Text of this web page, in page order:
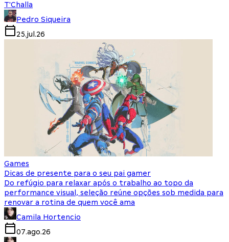
T'Challa
Pedro Siqueira
25.jul.26
Games
Dicas de presente para o seu pai gamer
Do refúgio para relaxar após o trabalho ao topo da
performance visual, seleção reúne opções sob medida para
renovar a rotina de quem você ama
Camila Hortencio
07.ago.26